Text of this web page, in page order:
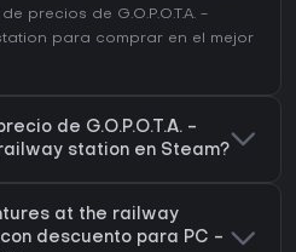
precios de G.O.P.O.T.A. -
para comprar en el mejor
de G.O.P.O.T.A. -
station en Steam?
at the railway
descuento para PC -